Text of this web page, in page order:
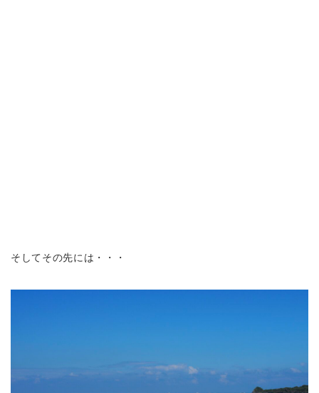
そしてその先には・・・